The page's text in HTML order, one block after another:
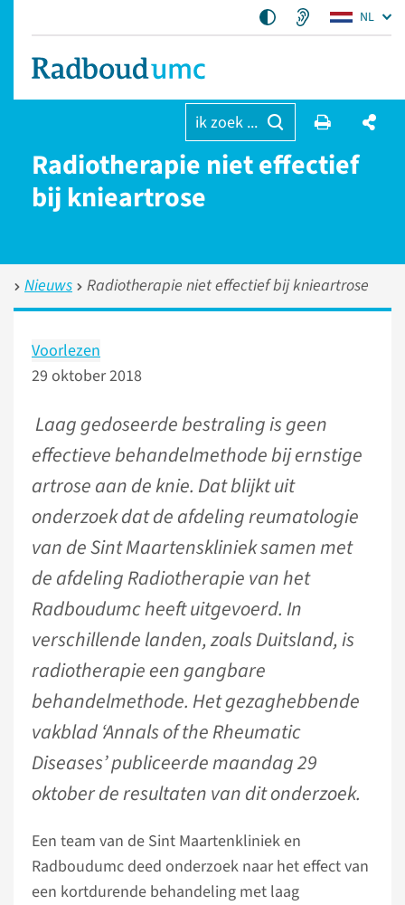
NL
ik zoek ...
Radiotherapie niet effectief
bij knieartrose
Nieuws Radiotherapie niet effectief bij knieartrose
Voorlezen
29 oktober 2018
Laag gedoseerde bestraling is geen
effectieve behandelmethode bij ernstige
artrose aan de knie. Dat blijkt uit
onderzoek dat de afdeling reumatologie
van de Sint Maartenskliniek samen met
de afdeling Radiotherapie van het
Radboudumc heeft uitgevoerd. In
verschillende landen, zoals Duitsland, is
radiotherapie een gangbare
behandelmethode. Het gezaghebbende
vakblad ‘Annals of the Rheumatic
Diseases’ publiceerde maandag 29
oktober de resultaten van dit onderzoek.
Een team van de Sint Maartenkliniek en
Radboudumc deed onderzoek naar het effect van
een kortdurende behandeling met laag